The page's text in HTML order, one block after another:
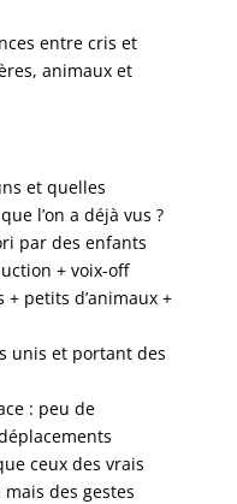
entre cris et
animaux et
et quelles
l’on a déjà vus ?
par des enfants
+ voix-off
petits d’animaux +
unis et portant des
: peu de
ceux des vrais
des gestes